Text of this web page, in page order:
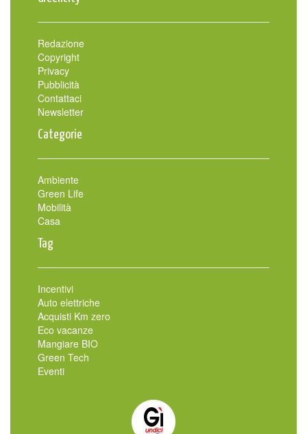
Redazione
Copyright
Privacy
Pubblicità
Contattaci
Newsletter
Categorie
Ambiente
Green Life
Mobilità
Casa
Tag
Incentivi
Auto elettriche
Acquisti Km zero
Eco vacanze
Mangiare BIO
Green Tech
Eventi